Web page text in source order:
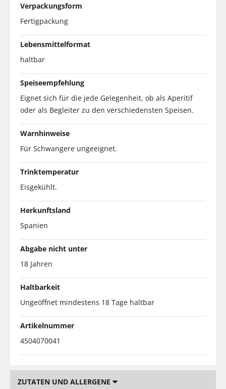
Verpackungsform
Fertigpackung
Lebensmittelformat
haltbar
Speiseempfehlung
Eignet sich für die jede Gelegenheit, ob als Aperitif
oder als Begleiter zu den verschiedensten Speisen.
Warnhinweise
Für Schwangere ungeeignet.
Trinktemperatur
Eisgekühlt.
Herkunftsland
Spanien
Abgabe nicht unter
18 Jahren
Haltbarkeit
Ungeöffnet mindestens 18 Tage haltbar
Artikelnummer
4504070041
ZUTATEN UND ALLERGENE